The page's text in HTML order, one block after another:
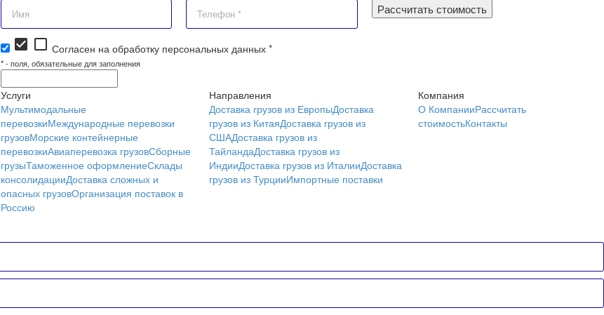
Рассчитать стоимость
check_box check_box_outline_blank Согласен на обработку персональных данных *
*- поля, обязательные для заполнения
Услуги
Мультимодальные
перевозкиМеждународные перевозки
грузовМорские контейнерные
перевозкиАвиаперевозка грузовСборные
грузыТаможенное оформлениеСклады
консолидацииДоставка сложных и
опасных грузовОрганизация поставок в
Россию
Направления
Доставка грузов из ЕвропыДоставка
грузов из КитаяДоставка грузов из
СШАДоставка грузов из
ТайландаДоставка грузов из
ИндииДоставка грузов из ИталииДоставка
грузов из ТурцииИмпортные поставки
Компания
О КомпанииРассчитать
стоимостьКонтакты